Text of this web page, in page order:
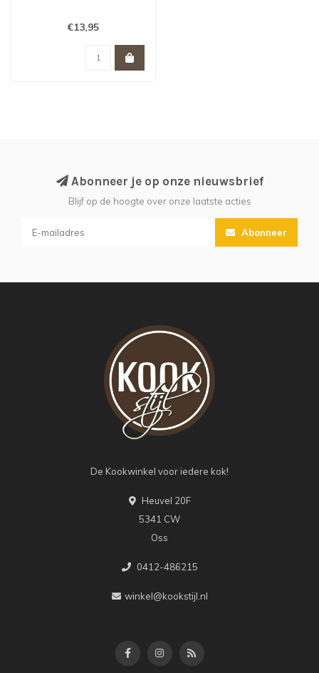
€13,95
Abonneer je op onze nieuwsbrief
Blijf op de hoogte over onze laatste acties
Abonneer
De Kookwinkel voor iedere kok!
Heuvel 20F
5341 CW
Oss
0412-486215
winkel@kookstijl.nl